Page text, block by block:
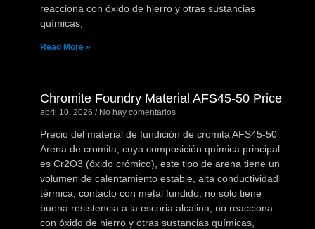
reacciona con óxido de hierro y otras sustancias
químicas,
Read More »
Chromite Foundry Material AFS45-50 Price
abril 10, 2026 No hay comentarios
Precio del material de fundición de cromita AFS45-50
Arena de cromita, cuya composición química principal
es Cr2O3 (óxido crómico), este tipo de arena tiene un
volumen de calentamiento estable, alta conductividad
térmica, contacto con metal fundido, no solo tiene
buena resistencia a la escoria alcalina, no reacciona
con óxido de hierro y otras sustancias químicas,